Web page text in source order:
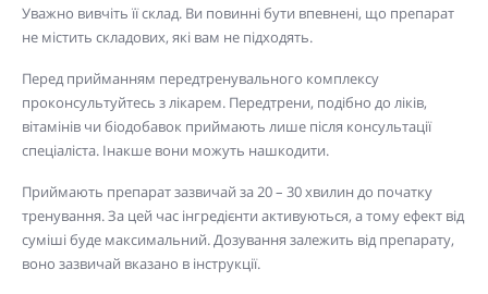
Уважно вивчіть її склад. Ви повинні бути впевнені, що препарат
не містить складових, які вам не підходять.
Перед прийманням передтренувального комплексу
проконсультуйтесь з лікарем. Передтрени, подібно до ліків,
вітамінів чи біодобавок приймають лише після консультації
спеціаліста. Інакше вони можуть нашкодити.
Приймають препарат зазвичай за 20 – 30 хвилин до початку
тренування. За цей час інгредієнти активуються, а тому ефект від
суміші буде максимальний. Дозування залежить від препарату,
воно зазвичай вказано в інструкції.